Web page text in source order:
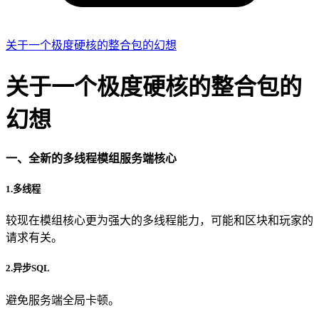
关于一个极度硬核的整合包的幻想
关于一个极度硬核的整合包的
幻想
一、全新的多线程模组服务端核心
1.多线程
较现在模组核心更为强大的多线程能力，可能和区块和玩家的
请求有关。
2.异步SQL
避免服务端全局卡顿。